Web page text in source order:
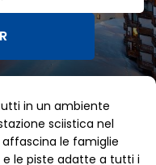
FRI SAT
3 4 5
in un ambiente
sciistica nel
affascina le famiglie
e le piste adatte a tutti i